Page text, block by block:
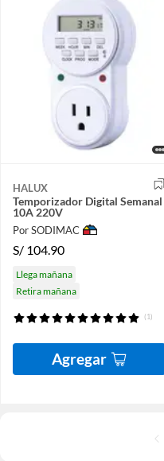
HALUX
Temporizador Digital Semanal
10A 220V
Por SODIMAC
S/ 104.90
Llega mañana
Retira mañana
(1)
Agregar